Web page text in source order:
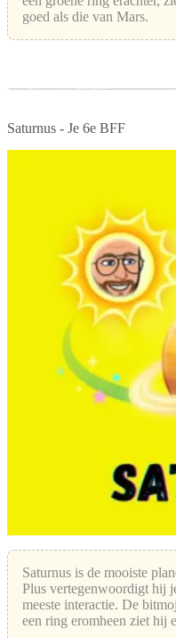
goed als die van Mars.
Saturnus - Je 6e BFF
Saturnus is de mooiste
Plus vertegenwoordigt hij
meeste interactie. De
een ring eromheen ziet hij